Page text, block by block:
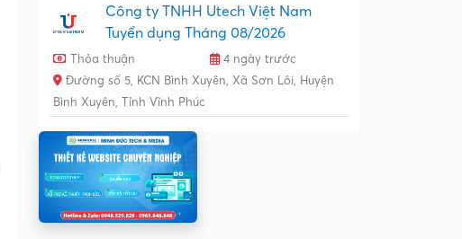
Công ty TNHH Utech Việt Nam
Tuyển dụng Tháng 08/2026
Thỏa thuận
4 ngày trước
Đường số 5, KCN Bình Xuyên, Xã Sơn Lôi, Huyện
Bình Xuyên, Tỉnh Vĩnh Phúc